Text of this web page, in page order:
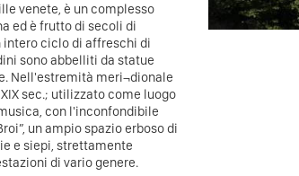
venete, è un complesso
ed è frutto di secoli di
ciclo di affreschi di
sono abbelliti da statue
Nell'estremità meri¬dionale
sec.; utilizzato come luogo
con l'inconfondibile
un ampio spazio erboso di
e siepi, strettamente
di vario genere.